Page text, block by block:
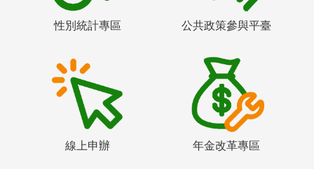
性別統計專區 公共政策參與平臺
線上申辦 年金改革專區